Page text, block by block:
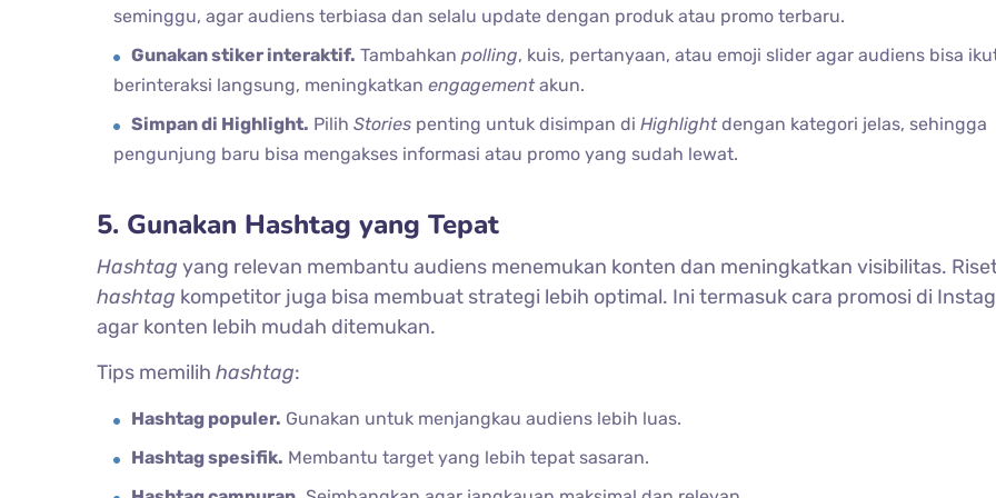
seminggu, agar audiens terbiasa dan selalu update dengan produk atau promo terbaru.
Gunakan stiker interaktif. Tambahkan polling, kuis, pertanyaan, atau emoji slider agar audiens bisa
berinteraksi langsung, meningkatkan engagementakun.
Simpan di Highlight. Pilih Stories penting untuk disimpan di Highlightdengan kategori jelas, sehingga
pengunjung baru bisa mengakses informasi atau promo yang sudah lewat.
5. Gunakan Hashtag yang Tepat
Hashtag yang relevan membantu audiens menemukan konten dan meningkatkan visibilitas.
hashtag kompetitor juga bisa membuat strategi lebih optimal. Ini termasuk cara promosi di
agar konten lebih mudah ditemukan.
Tips memilih hashtag:
Hashtag populer. Gunakan untuk menjangkau audiens lebih luas.
Hashtag spesifik. Membantu target yang lebih tepat sasaran.